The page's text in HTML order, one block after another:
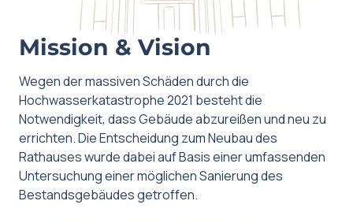
Mission & Vision
Wegen der massiven Schäden durch die
Hochwasserkatastrophe 2021 besteht die
Notwendigkeit, dass Gebäude abzureißen und neu zu
errichten. Die Entscheidung zum Neubau des
Rathauses wurde dabei auf Basis einer umfassenden
Untersuchung einer möglichen Sanierung des
Bestandsgebäudes getroffen.